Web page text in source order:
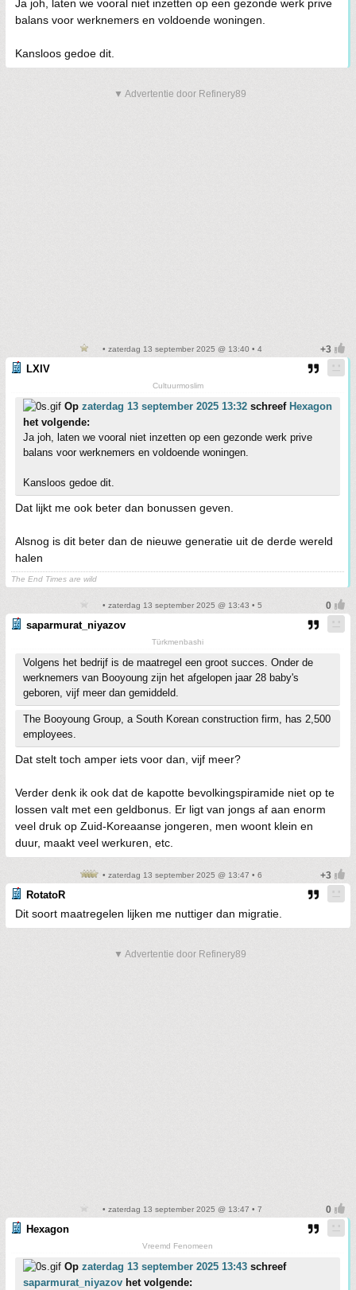
Ja joh, laten we vooral niet inzetten op een gezonde werk prive
balans voor werknemers en voldoende woningen.
Kansloos gedoe dit.
▼ Advertentie door Refinery89
• zaterdag 13 september 2025 @ 13:40 • 4
LXIV
Cultuurmoslim
Op zaterdag 13 september 2025 13:32 schreef Hexagon
het volgende:
Ja joh, laten we vooral niet inzetten op een gezonde werk prive
balans voor werknemers en voldoende woningen.
Kansloos gedoe dit.
Dat lijkt me ook beter dan bonussen geven.
Alsnog is dit beter dan de nieuwe generatie uit de derde wereld
halen
The End Times are wild
• zaterdag 13 september 2025 @ 13:43 • 5
saparmurat_niyazov
Türkmenbashi
Volgens het bedrijf is de maatregel een groot succes. Onder de
werknemers van Booyoung zijn het afgelopen jaar 28 baby's
geboren, vijf meer dan gemiddeld.
The Booyoung Group, a South Korean construction firm, has 2,500
employees.
Dat stelt toch amper iets voor dan, vijf meer?
Verder denk ik ook dat de kapotte bevolkingspiramide niet op te
lossen valt met een geldbonus. Er ligt van jongs af aan enorm
veel druk op Zuid-Koreaanse jongeren, men woont klein en
duur, maakt veel werkuren, etc.
• zaterdag 13 september 2025 @ 13:47 • 6
RotatoR
Dit soort maatregelen lijken me nuttiger dan migratie.
▼ Advertentie door Refinery89
• zaterdag 13 september 2025 @ 13:47 • 7
Hexagon
Vreemd Fenomeen
Op zaterdag 13 september 2025 13:43 schreef
saparmurat_niyazov het volgende: